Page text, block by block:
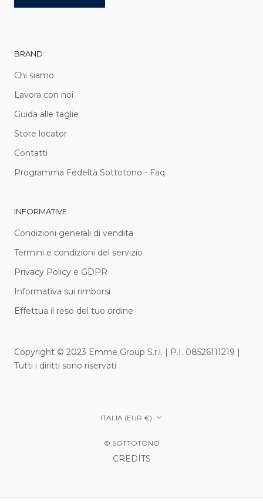
BRAND
Chi siamo
Lavora con noi
Guida alle taglie
Store locator
Contatti
Programma Fedeltà Sottotono - Faq
INFORMATIVE
Condizioni generali di vendita
Termini e condizioni del servizio
Privacy Policy e GDPR
Informativa sui rimborsi
Effettua il reso del tuo ordine
Copyright © 2023 Emme Group S.r.l. | P.I. 08526111219 |
Tutti i diritti sono riservati
Paese/Area
ITALIA (EUR €)
© SOTTOTONO
CREDITS